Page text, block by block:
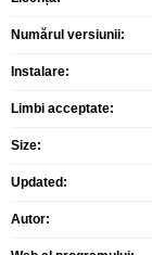
Numărul versiunii:
Instalare:
Limbi acceptate:
Size:
Updated:
Autor: